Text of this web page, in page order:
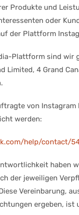
Produkte und
oder
der Plattform
Plattform sind wir
Limited, 4 Grand
von Instagram
werden:
help/contact/
haben
der jeweiligen
Vereinbarung,
ergeben, ist